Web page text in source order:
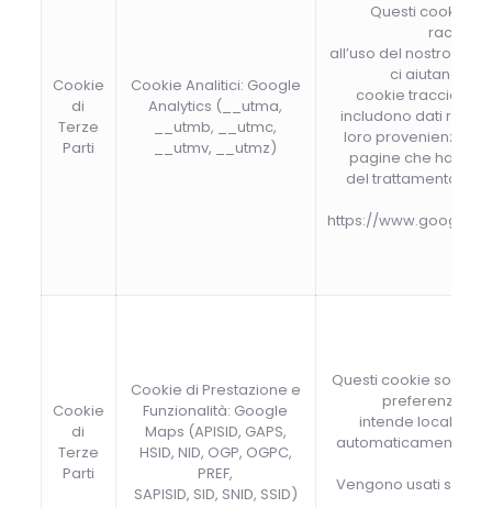
Cookie
di
Terze
Parti
Cookie Analitici: Google
Analytics (__utma,
__utmb, __utmc,
__utmv, __utmz)
Questi cookie
all’uso del nostro sito
ci aiutano a
cookie tracciano
includono dati
loro provenienza,
pagine che hanno
del trattamento dei
https://
Cookie
di
Terze
Parti
Cookie di Prestazione e
Funzionalità: Google
Maps (APISID, GAPS,
HSID, NID, OGP, OGPC,
PREF,
SAPISID, SID, SNID, SSID)
Questi cookie sono
preferenze e
intende
automaticamente
Vengono usati solo